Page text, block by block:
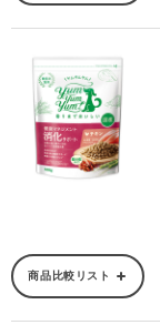
商品比較リスト